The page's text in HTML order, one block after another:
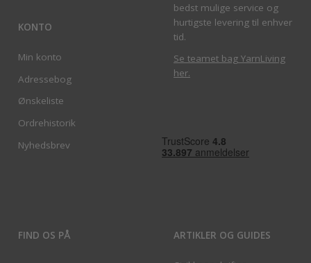
KONTO
Min konto
Adressebog
Ønskeliste
Ordrehistorik
Nyhedsbrev
bedst mulige service og
hurtigste levering til enhver
tid.
Se teamet bag YarnLiving
her.
FIND OS PÅ ARTIKLER OG GUIDES